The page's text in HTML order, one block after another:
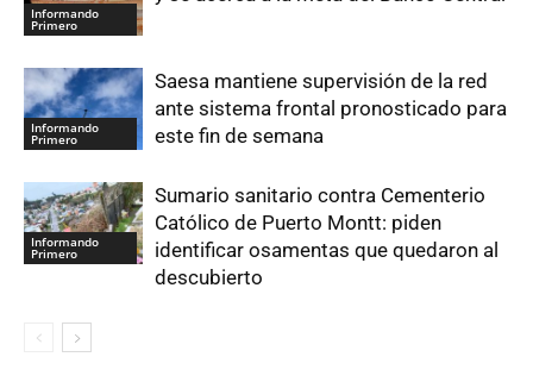
Informando
Primero
Informando
Primero
Saesa mantiene supervisión de la red
ante sistema frontal pronosticado para
este fin de semana
Informando
Primero
Sumario sanitario contra Cementerio
Católico de Puerto Montt: piden
identificar osamentas que quedaron al
descubierto